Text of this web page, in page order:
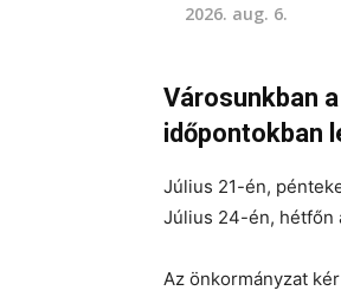
2026. aug. 6.
Városunkban
időpontokban
Július 21-én,
Július 24-én, hétfőn
Az önkormányzat